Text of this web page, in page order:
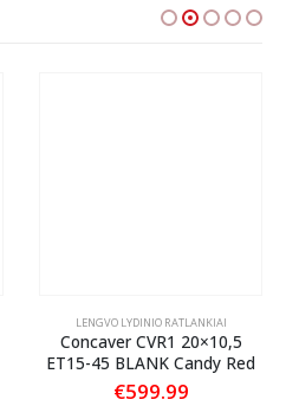
LENGVO LYDINIO RATLANKIAI
Concaver CVR1 20×10,5
ET15-45 BLANK Candy Red
€599.99